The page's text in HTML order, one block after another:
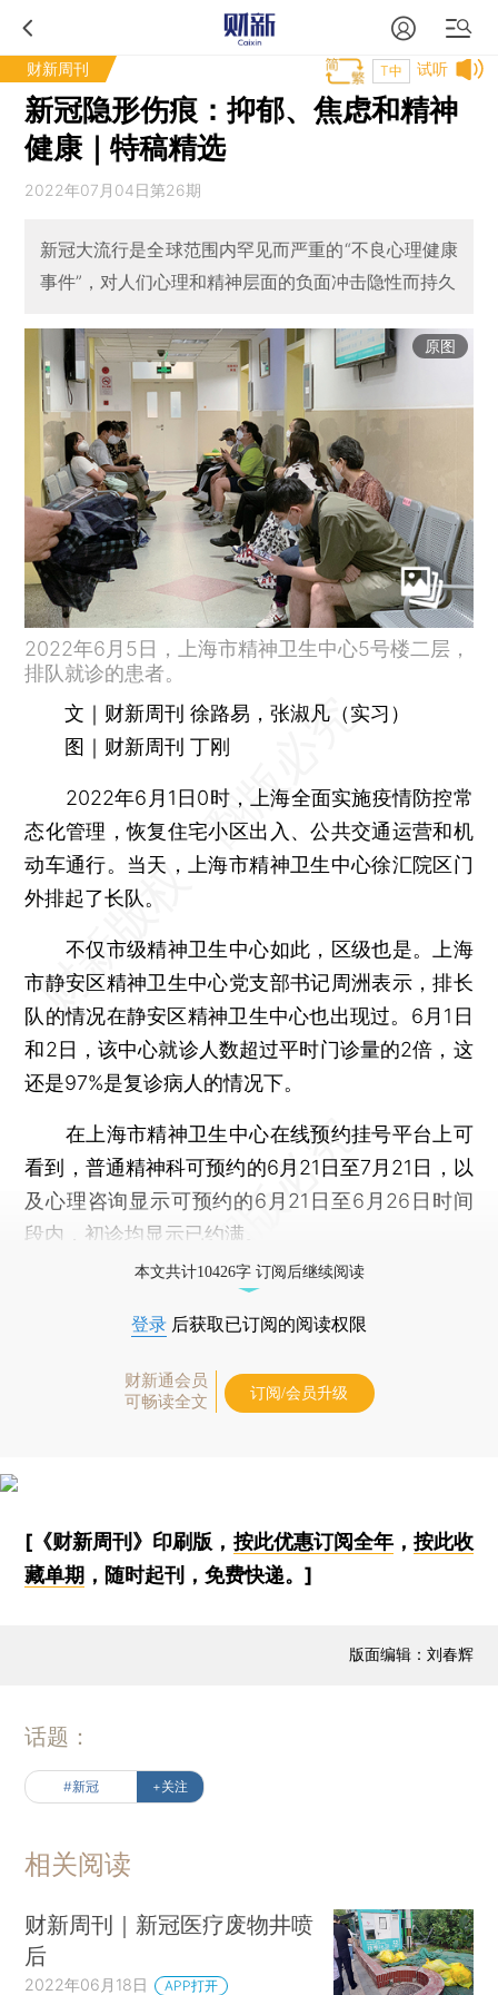
财新周刊 试听
T中
新冠隐形伤痕：抑郁、焦虑和精神
健康｜特稿精选
2022年07月04日第26期
新冠大流行是全球范围内罕见而严重的“不良心理健康
事件”，对人们心理和精神层面的负面冲击隐性而持久
原图
2022年6月5日，上海市精神卫生中心5号楼二层，
排队就诊的患者。
文｜财新周刊 徐路易，张淑凡（实习）
图｜财新周刊 丁刚
2022年6月1日0时，上海全面实施疫情防控常
态化管理，恢复住宅小区出入、公共交通运营和机
动车通行。当天，上海市精神卫生中心徐汇院区门
外排起了长队。
不仅市级精神卫生中心如此，区级也是。上海
市静安区精神卫生中心党支部书记周洲表示，排长
队的情况在静安区精神卫生中心也出现过。6月1日
和2日，该中心就诊人数超过平时门诊量的2倍，这
还是97%是复诊病人的情况下。
在上海市精神卫生中心在线预约挂号平台上可
看到，普通精神科可预约的6月21日至7月21日，以
及心理咨询显示可预约的6月21日至6月26日时间
段内，初诊均显示已约满。
本文共计10426字 订阅后继续阅读
登录 后获取已订阅的阅读权限
财新通会员
可畅读全文
订阅/会员升级
[《财新周刊》印刷版， 按此优惠订阅全年， 按此收
藏单期 ，随时起刊，免费快递。]
版面编辑：刘春辉
话题：
#新冠 +关注
相关阅读
财新周刊｜新冠医疗废物井喷
后
2022年06月18日 APP打开